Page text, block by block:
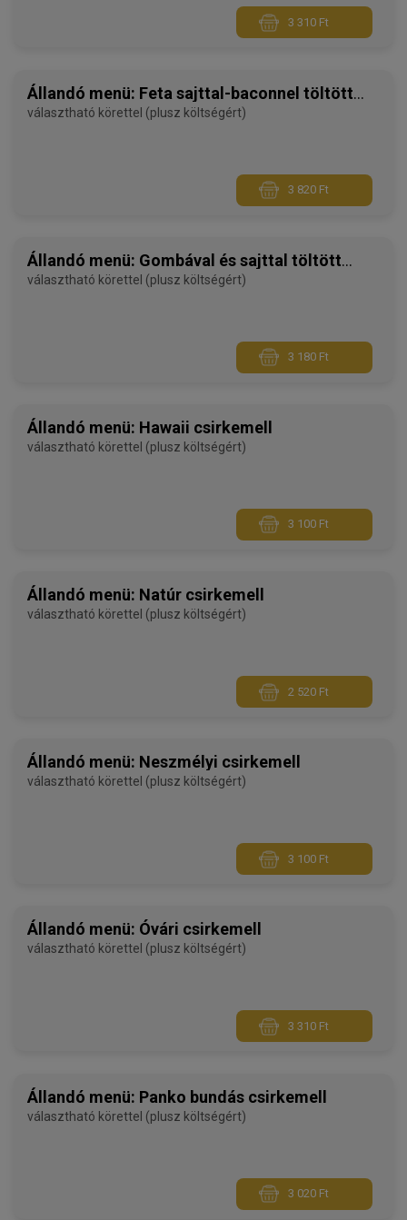
3 310 Ft
Állandó menü: Feta sajttal-baconnel töltött
sertéskaraj rántva
választható körettel (plusz költségért)
3 820 Ft
Állandó menü: Gombával és sajttal töltött
rántott sertésborda
választható körettel (plusz költségért)
3 180 Ft
Állandó menü: Hawaii csirkemell
választható körettel (plusz költségért)
3 100 Ft
Állandó menü: Natúr csirkemell
választható körettel (plusz költségért)
2 520 Ft
Állandó menü: Neszmélyi csirkemell
választható körettel (plusz költségért)
3 100 Ft
Állandó menü: Óvári csirkemell
választható körettel (plusz költségért)
3 310 Ft
Állandó menü: Panko bundás csirkemell
választható körettel (plusz költségért)
3 020 Ft